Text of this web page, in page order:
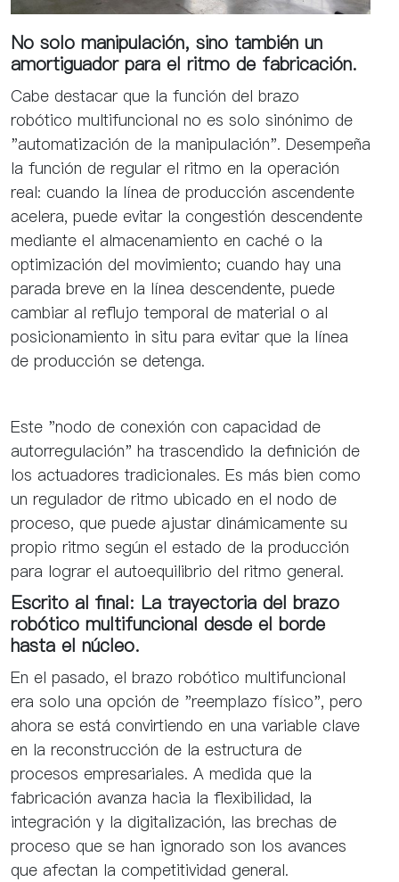
No solo manipulación, sino también un
amortiguador para el ritmo de fabricación.
Cabe destacar que la función del brazo
robótico multifuncional no es solo sinónimo de
"automatización de la manipulación". Desempeña
la función de regular el ritmo en la operación
real: cuando la línea de producción ascendente
acelera, puede evitar la congestión descendente
mediante el almacenamiento en caché o la
optimización del movimiento; cuando hay una
parada breve en la línea descendente, puede
cambiar al reflujo temporal de material o al
posicionamiento in situ para evitar que la línea
de producción se detenga.
Este "nodo de conexión con capacidad de
autorregulación" ha trascendido la definición de
los actuadores tradicionales. Es más bien como
un regulador de ritmo ubicado en el nodo de
proceso, que puede ajustar dinámicamente su
propio ritmo según el estado de la producción
para lograr el autoequilibrio del ritmo general.
Escrito al final: La trayectoria del brazo
robótico multifuncional desde el borde
hasta el núcleo.
En el pasado, el brazo robótico multifuncional
era solo una opción de "reemplazo físico", pero
ahora se está convirtiendo en una variable clave
en la reconstrucción de la estructura de
procesos empresariales. A medida que la
fabricación avanza hacia la flexibilidad, la
integración y la digitalización, las brechas de
proceso que se han ignorado son los avances
que afectan la competitividad general.